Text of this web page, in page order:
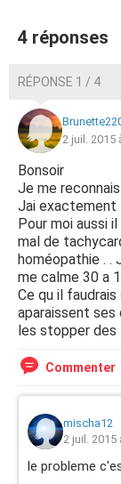
4 réponses
RÉPONSE 1 / 4
2 juil. 2015
Bonsoir
Je me
Jai exactement
Pour moi aussi
mal de
homéopathie . .
me calme 30 a
Ce qu il
aparaissent ses
les stopper des
Commenter
mischa12
2 juil. 2015
le probleme